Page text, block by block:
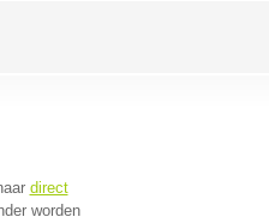
direct
worden